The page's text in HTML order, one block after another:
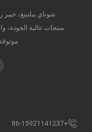
شوناي بيلتينغ،
منتجات عالية الجودة،
+86-15921141237